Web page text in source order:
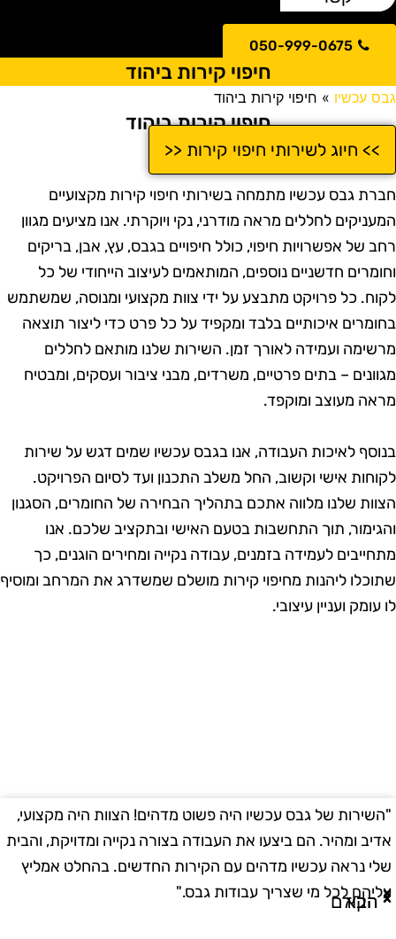
050-999-0675
חיפוי קירות ביהוד
עכשיו» חיפוי קירות ביהוד
חיפוי קירות ביהוד
>> חיוג לשירותי חיפוי קירות <<
גבס עכשיו מתמחה בשירותי חיפוי קירות מקצועיים
לחללים מראה מודרני, נקי ויוקרתי. אנו מציעים מגוון
של אפשרויות חיפוי, כולל חיפויים בגבס, עץ, אבן, בריקים
חדשניים נוספים, המותאמים לעיצוב הייחודי של כל
כל פרויקט מתבצע על ידי צוות מקצועי ומנוסה, שמשתמש
איכותיים בלבד ומקפיד על כל פרט כדי ליצור תוצאה
ועמידה לאורך זמן. השירות שלנו מותאם לחללים
– בתים פרטיים, משרדים, מבני ציבור ועסקים, ומבטיח
מעוצב ומוקפד.
לאיכות העבודה, אנו בגבס עכשיו שמים דגש על שירות
אישי וקשוב, החל משלב התכנון ועד לסיום הפרויקט.
שלנו מלווה אתכם בתהליך הבחירה של החומרים, הסגנון
תוך התחשבות בטעם האישי ובתקציב שלכם. אנו
לעמידה בזמנים, עבודה נקייה ומחירים הוגנים, כך
ליהנות מחיפוי קירות מושלם שמשדרג את המרחב ומוסיף
עומק ועניין עיצובי.
"השירות של גבס עכשיו היה פשוט מדהים! הצוות היה מקצועי,
אדיב ומהיר. הם ביצעו את העבודה בצורה נקייה ומדויקת, והבית
שלי נראה עכשיו מדהים עם הקירות החדשים. בהחלט אמליץ
עליהם לכל מי שצריך עבודות גבס."
הקודם
הבא